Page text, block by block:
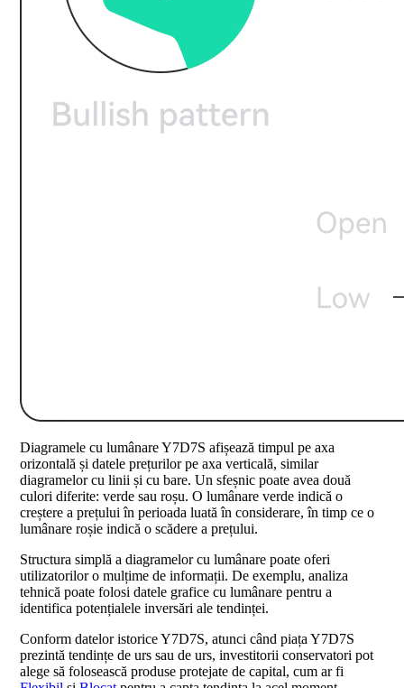
Diagramele cu lumânare Y7D7S afișează timpul pe axa
orizontală și datele prețurilor pe axa verticală, similar
diagramelor cu linii și cu bare. Un sfeșnic poate avea două
culori diferite: verde sau roșu. O lumânare verde indică o
creștere a prețului în perioada luată în considerare, în timp ce o
lumânare roșie indică o scădere a prețului.
Structura simplă a diagramelor cu lumânare poate oferi
utilizatorilor o mulțime de informații. De exemplu, analiza
tehnică poate folosi datele grafice cu lumânare pentru a
identifica potențialele inversări ale tendinței.
Conform datelor istorice Y7D7S, atunci când piața Y7D7S
prezintă tendințe de urs sau de urs, investitorii conservatori pot
alege să folosească produse protejate de capital, cum ar fi